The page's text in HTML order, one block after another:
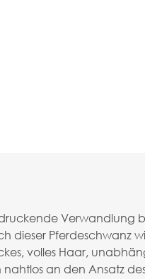
Verwandlung
dieser Pferdeschwanz
volles Haar,
nahtlos an den Ansatz